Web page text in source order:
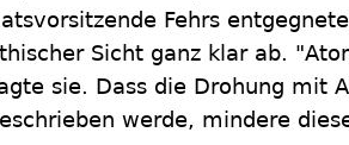
Fehrs
Sicht ganz klar ab.
sie. Dass die Drohung mit
werde, mindere